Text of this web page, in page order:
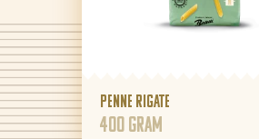
Penne Rigate
400 gram